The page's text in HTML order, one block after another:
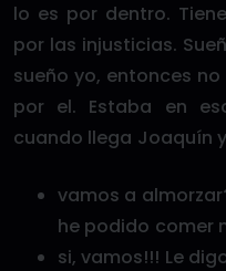
lo es por dentro.
por las injusticias.
sueño yo, entonces
por el. Estaba en
cuando llega Joaquín
vamos a
he podido comer
si, vamos!!! Le